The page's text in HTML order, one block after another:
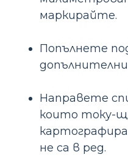
маркирайте.
Попълнете
Направете
които току-
не са в ред.